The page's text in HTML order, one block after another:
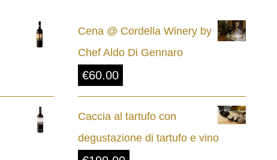
Cena @ Cordella Winery by
Chef Aldo Di Gennaro
€60.00
Caccia al tartufo con
degustazione di tartufo e vino